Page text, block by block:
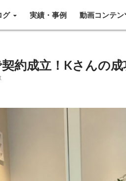
グ
実績・事例 動画コンテン
約成立！Kさんの